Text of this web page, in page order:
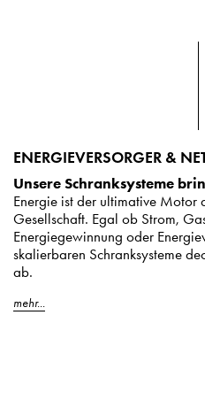
ENERGIEVERSORGER &
Unsere Schranksysteme
Energie ist der ultimative Motor
Gesellschaft. Egal ob Strom,
Energiegewinnung oder
skalierbaren Schranksysteme
ab.
mehr...